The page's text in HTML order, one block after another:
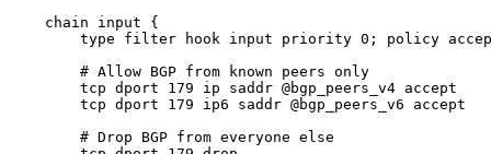
    chain input {
type filter hook input priority 0; policy
# Allow BGP from known peers only
        tcp dport 179 ip saddr @bgp_peers_v4 accept
        tcp dport 179 ip6 saddr @bgp_peers_v6 accept
# Drop BGP from everyone else